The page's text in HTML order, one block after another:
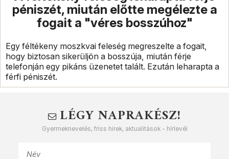
péniszét, miután előtte megélezte a
fogait a "véres bosszúhoz"
Egy féltékeny moszkvai feleség megreszelte a fogait,
hogy biztosan sikerüljön a bosszúja, miután férje
telefonján egy pikáns üzenetet talált. Ezután leharapta a
férfi péniszét.
LÉGY NAPRAKÉSZ!
Gyermeknevelés, friss hírek, aktualitások - hírlevél